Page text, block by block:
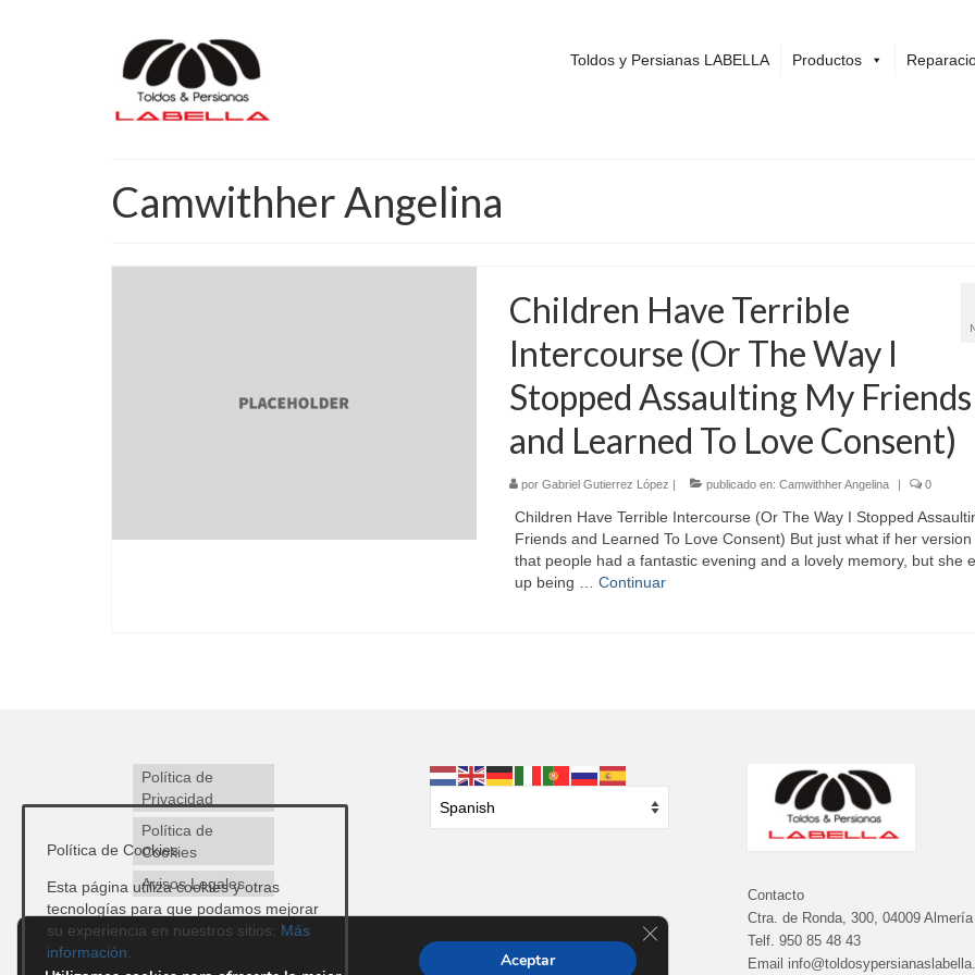
Toldos y Persianas LABELLA Productos
Camwithher Angelina
Children Have Terrible
Intercourse (Or The Way I
Stopped Assaulting My Friends
and Learned To Love Consent)
por Gabriel Gutierrez López | publicado en: Camwithher Angelina | 0
Children Have Terrible Intercourse (Or The Way I Stopped
Friends and Learned To Love Consent) But just what if her version
that people had a fantastic evening and a lovely memory, but she
up being … Continuar
Política de
Privacidad
Política de
Cookies
Avisos Legales
Contacto
Ctra. de Ronda, 300, 04009 Almería
Telf. 950 85 48 43
Email
Aceptar
Cerrar el banner de cookies RGPD
Política de Cookies
Esta página utiliza cookies y otras
tecnologías para que podamos mejorar
su experiencia en nuestros sitios: Más
información.